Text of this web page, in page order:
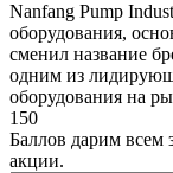
Nanfang Pump
оборудования,
сменил название
одним из
оборудования на
150
Баллов дарим всем
акции.